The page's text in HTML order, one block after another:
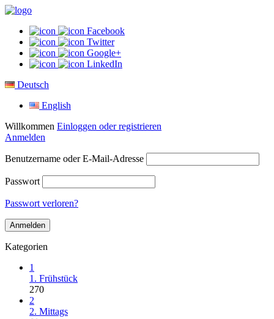
Facebook
Twitter
Google+
LinkedIn
Deutsch
English
Willkommen Einloggen oder registrieren
Anmelden
Benutzername oder E-Mail-Adresse
Passwort
Passwort verloren?
Kategorien
1
1. Frühstück
270
2
2. Mittags